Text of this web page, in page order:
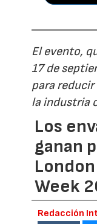
El evento,
17 de
para reducir
la industria
Los
ganan
Week
Redacción